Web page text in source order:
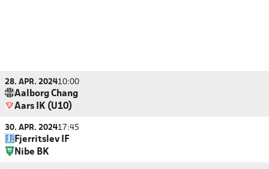
28. APR. 202410:00
Aalborg Chang
Aars IK (U10)
30. APR. 202417:45
Fjerritslev IF
Nibe BK